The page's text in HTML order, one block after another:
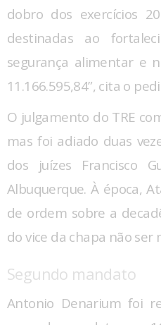
dobro dos exercícios
destinadas ao
segurança alimentar e
11.166.595,84”, cita o
O julgamento do TRE
mas foi adiado duas
dos juízes Francisco
Albuquerque. À época,
de ordem sobre a
do vice da chapa não ser
Segundo mandato
Antonio Denarium foi